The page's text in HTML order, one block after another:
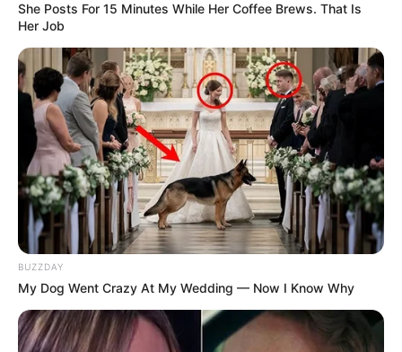
She Posts For 15 Minutes While Her Coffee Brews. That Is
Her Job
BUZZDAY
My Dog Went Crazy At My Wedding — Now I Know Why